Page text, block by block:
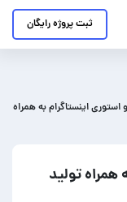
ثبت پروژه رایگان
اینستاگرام به همراه
تولید